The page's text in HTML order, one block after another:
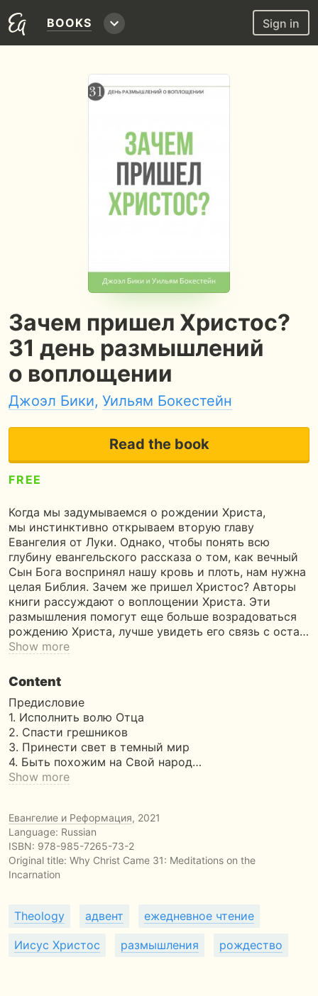
BOOKS Sign in
Зачем пришел Христос?
31 день размышлений
о воплощении
Джоэл Бики, Уильям Бокестейн
Read the book
FREE
Когда мы задумываемся о рождении Христа,
мы инстинктивно открываем вторую главу
Евангелия от Луки. Однако, чтобы понять всю
глубину евангельского рассказа о том, как вечный
Сын Бога воспринял нашу кровь и плоть, нам нужна
целая Библия. Зачем же пришел Христос? Авторы
книги рассуждают о воплощении Христа. Эти
размышления помогут еще больше возрадоваться
рождению Христа, лучше увидеть его связь с оста…
Show more
Content
Предисловие
1. Исполнить волю Отца
2. Спасти грешников
3. Принести свет в темный мир
4. Быть похожим на Свой народ…
Show more
Евангелие и Реформация, 2021
Language: Russian
ISBN: 978-985-7265-73-2
Original title: Why Christ Came 31: Meditations on the
Incarnation
Theology адвент ежедневное чтение
Иисус Христос размышления рождество